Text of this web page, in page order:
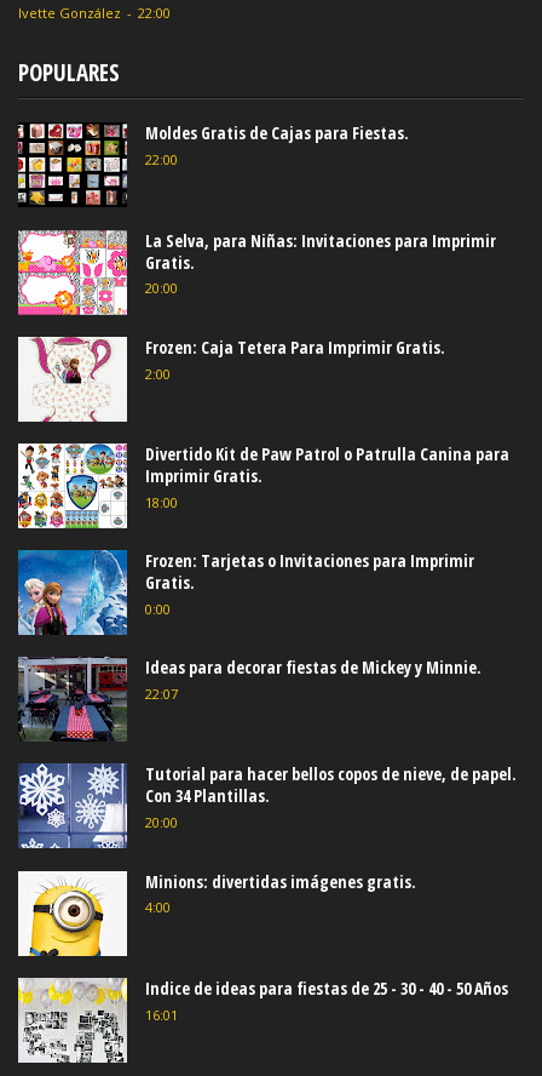
Ivette González - 22:00
POPULARES
Moldes Gratis de Cajas para Fiestas.
22:00
La Selva, para Niñas: Invitaciones para Imprimir
Gratis.
20:00
Frozen: Caja Tetera Para Imprimir Gratis.
2:00
Divertido Kit de Paw Patrol o Patrulla Canina para
Imprimir Gratis.
18:00
Frozen: Tarjetas o Invitaciones para Imprimir
Gratis.
0:00
Ideas para decorar fiestas de Mickey y Minnie.
22:07
Tutorial para hacer bellos copos de nieve, de papel.
Con 34 Plantillas.
20:00
Minions: divertidas imágenes gratis.
4:00
Indice de ideas para fiestas de 25 - 30 - 40 - 50 Años
16:01